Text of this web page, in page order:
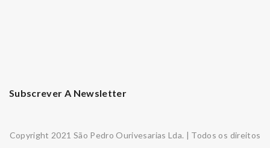
Subscrever A Newsletter
Copyright 2021 São Pedro Ourivesarias Lda. | Todos os direitos